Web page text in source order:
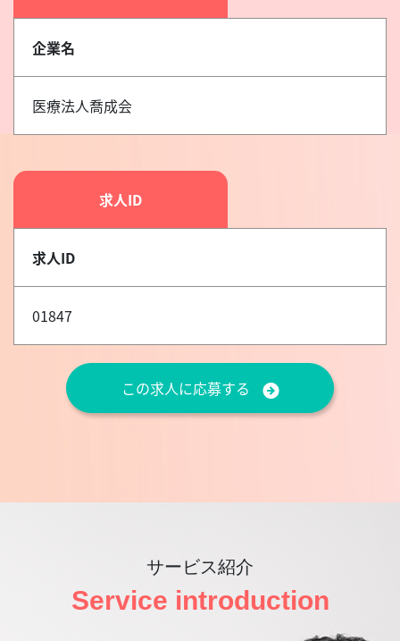
企業名
医療法人喬成会
求人ID
求人ID
01847
この求人に応募する
サービス紹介
Service introduction